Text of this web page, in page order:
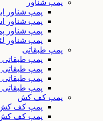
پمپ شناور
پمپ شناور
پمپ شناور
پمپ شناور
پمپ شناور
پمپ طبقاتی
پمپ طبقاتی
پمپ طبقاتی
پمپ
پمپ طبقاتی
پمپ کف کش
پمپ کف کش
پمپ کف کش